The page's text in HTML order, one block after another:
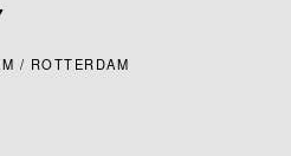
/ ROTTERDAM